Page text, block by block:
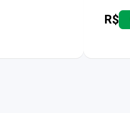
R$